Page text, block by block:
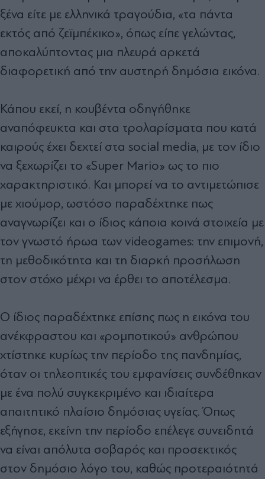
ξένα είτε με ελληνικά τραγούδια, «τα πάντα
εκτός από ζεϊμπέκικο», όπως είπε γελώντας,
αποκαλύπτοντας μια πλευρά αρκετά
διαφορετική από την αυστηρή δημόσια εικόνα.
Κάπου εκεί, η κουβέντα οδηγήθηκε
αναπόφευκτα και στα τρολαρίσματα που κατά
καιρούς έχει δεχτεί στα social media, με τον ίδιο
να ξεχωρίζει το «Super Mario» ως το πιο
χαρακτηριστικό. Και μπορεί να το αντιμετώπισε
με χιούμορ, ωστόσο παραδέχτηκε πως
αναγνωρίζει και ο ίδιος κάποια κοινά στοιχεία με
τον γνωστό ήρωα των videogames: την επιμονή,
τη μεθοδικότητα και τη διαρκή προσήλωση
στον στόχο μέχρι να έρθει το αποτέλεσμα.
Ο ίδιος παραδέχτηκε επίσης πως η εικόνα του
ανέκφραστου και «ρομποτικού» ανθρώπου
χτίστηκε κυρίως την περίοδο της πανδημίας,
όταν οι τηλεοπτικές του εμφανίσεις συνδέθηκαν
με ένα πολύ συγκεκριμένο και ιδιαίτερα
απαιτητικό πλαίσιο δημόσιας υγείας. Όπως
εξήγησε, εκείνη την περίοδο επέλεγε συνειδητά
να είναι απόλυτα σοβαρός και προσεκτικός
στον δημόσιο λόγο του, καθώς προτεραιότητά